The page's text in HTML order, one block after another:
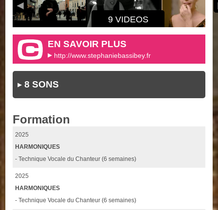
9 VIDEOS
EN SAVOIR PLUS
http://www.stephaniebassibey.fr
8 SONS
Formation
2025
HARMONIQUES
- Technique Vocale du Chanteur (6 semaines)
2025
HARMONIQUES
- Technique Vocale du Chanteur (6 semaines)